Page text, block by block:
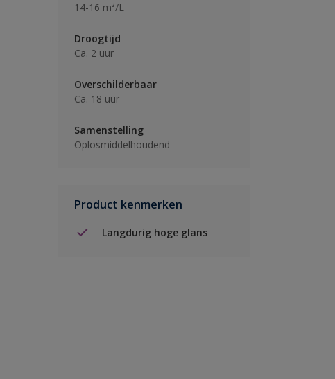
14-16 m²/L
Droogtijd
Ca. 2 uur
Overschilderbaar
Ca. 18 uur
Samenstelling
Oplosmiddelhoudend
Product kenmerken
Langdurig hoge glans